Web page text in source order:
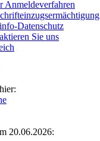
Anmeldeverfahren
Datenschutz
Sie uns
20.06.2026: